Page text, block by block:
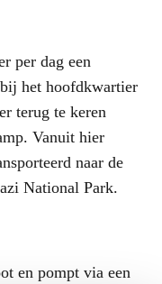
per dag een
het hoofdkwartier
terug te keren
Vanuit hier
naar de
National Park.
en pompt via een